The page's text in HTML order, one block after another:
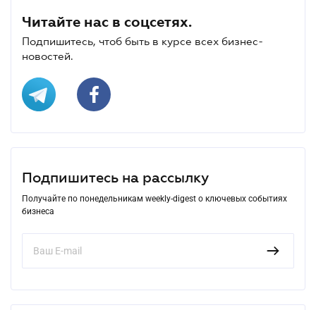
Читайте нас в соцсетях.
Подпишитесь, чтоб быть в курсе всех бизнес-
новостей.
Подпишитесь на рассылку
Получайте по понедельникам weekly-digest о ключевых событиях
бизнеса